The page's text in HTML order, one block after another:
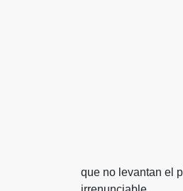
que no levantan el